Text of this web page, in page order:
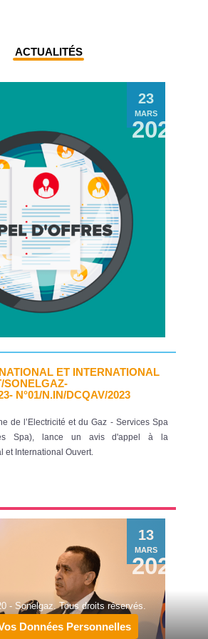
ACTUALITÉS
23
MARS
2023
ET INTERNATIONAL
SONELGAZ-
N°01/N.IN/DCQAV/2023
de l’Electricité et du Gaz - Services Spa
Spa), lance un avis d'appel à la
et International Ouvert.
13
MARS
2023
- Sonelgaz. Tous droits réservés.
Données Personnelles